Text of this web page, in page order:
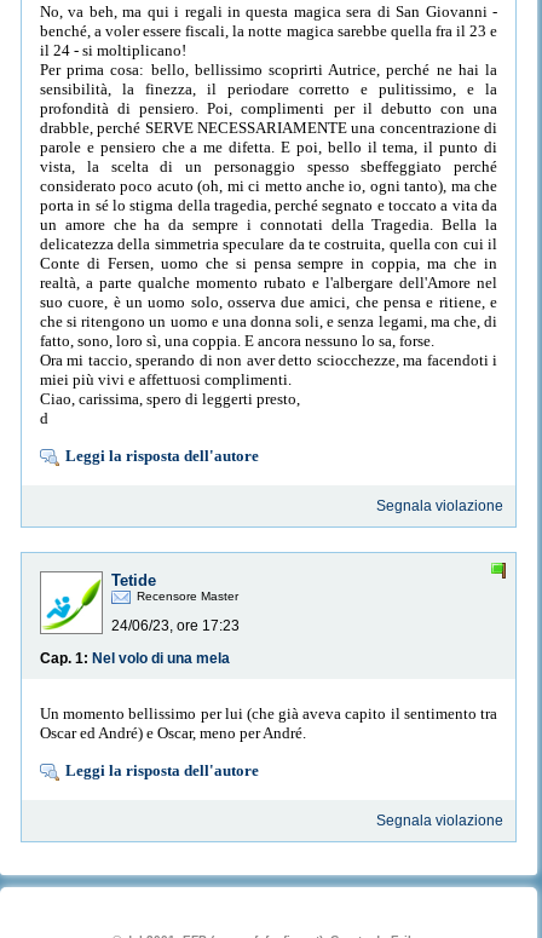
No, va beh, ma qui i regali in questa magica sera di San Giovanni -
benché, a voler essere fiscali, la notte magica sarebbe quella fra il 23 e
il 24 - si moltiplicano!
Per prima cosa: bello, bellissimo scoprirti Autrice, perché ne hai la
sensibilità, la finezza, il periodare corretto e pulitissimo, e la
profondità di pensiero. Poi, complimenti per il debutto con una
drabble, perché SERVE NECESSARIAMENTE una concentrazione di
parole e pensiero che a me difetta. E poi, bello il tema, il punto di
vista, la scelta di un personaggio spesso sbeffeggiato perché
considerato poco acuto (oh, mi ci metto anche io, ogni tanto), ma che
porta in sé lo stigma della tragedia, perché segnato e toccato a vita da
un amore che ha da sempre i connotati della Tragedia. Bella la
delicatezza della simmetria speculare da te costruita, quella con cui il
Conte di Fersen, uomo che si pensa sempre in coppia, ma che in
realtà, a parte qualche momento rubato e l'albergare dell'Amore nel
suo cuore, è un uomo solo, osserva due amici, che pensa e ritiene, e
che si ritengono un uomo e una donna soli, e senza legami, ma che, di
fatto, sono, loro sì, una coppia. E ancora nessuno lo sa, forse.
Ora mi taccio, sperando di non aver detto sciocchezze, ma facendoti i
miei più vivi e affettuosi complimenti.
Ciao, carissima, spero di leggerti presto,
d
Leggi la risposta dell'autore
Segnala violazione
Tetide
Recensore Master
24/06/23, ore 17:23
Cap. 1: Nel volo di una mela
Un momento bellissimo per lui (che già aveva capito il sentimento tra
Oscar ed André) e Oscar, meno per André.
Leggi la risposta dell'autore
Segnala violazione